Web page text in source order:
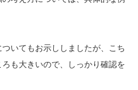
いてもお示ししましたが、こち
も大きいので、しっかり確認を